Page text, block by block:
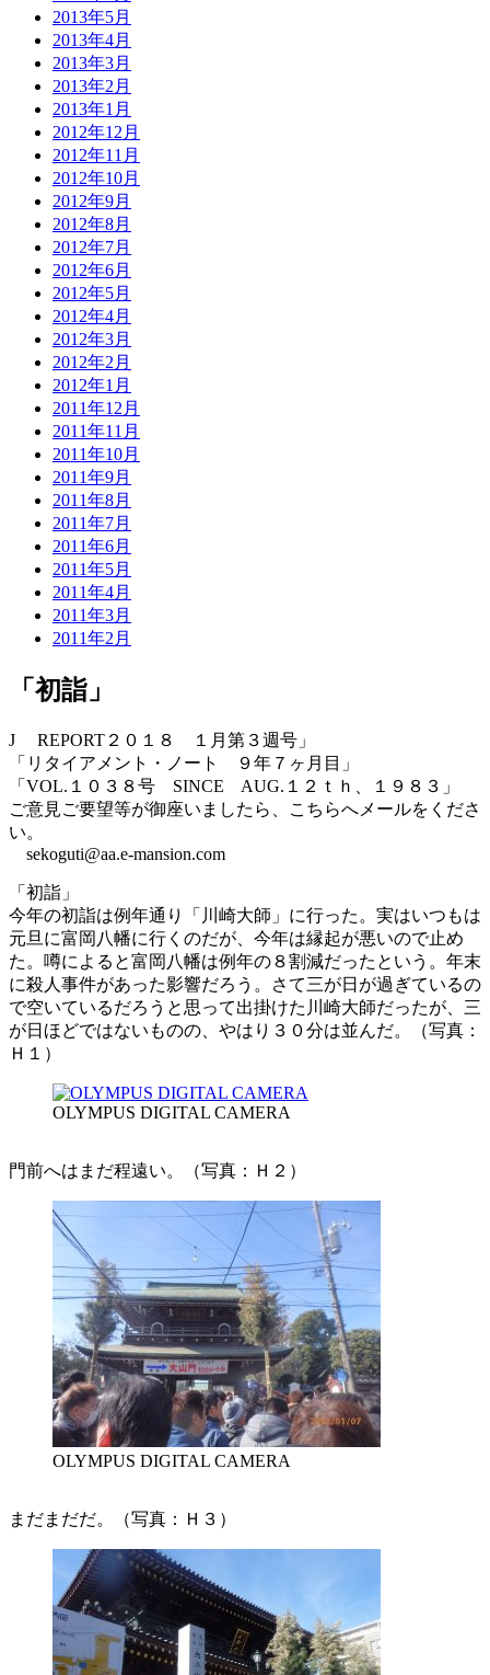
2013年5月
2013年4月
2013年3月
2013年2月
2013年1月
2012年12月
2012年11月
2012年10月
2012年9月
2012年8月
2012年7月
2012年6月
2012年5月
2012年4月
2012年3月
2012年2月
2012年1月
2011年12月
2011年11月
2011年10月
2011年9月
2011年8月
2011年7月
2011年6月
2011年5月
2011年4月
2011年3月
2011年2月
「初詣」
J REPORT２０１８ １月第３週号」
「リタイアメント・ノート ９年７ヶ月目」
「VOL.１０３８号 SINCE AUG.１２ｔｈ、１９８３」
ご意見ご要望等が御座いましたら、こちらへメールをくださ
い。
sekoguti@aa.e-mansion.com
「初詣」
今年の初詣は例年通り「川崎大師」に行った。実はいつもは
元旦に富岡八幡に行くのだが、今年は縁起が悪いので止め
た。噂によると富岡八幡は例年の８割減だったという。年末
に殺人事件があった影響だろう。さて三が日が過ぎているの
で空いているだろうと思って出掛けた川崎大師だったが、三
が日ほどではないものの、やはり３０分は並んだ。（写真：
Ｈ１）
OLYMPUS DIGITAL CAMERA
門前へはまだ程遠い。（写真：Ｈ２）
OLYMPUS DIGITAL CAMERA
まだまだだ。（写真：Ｈ３）